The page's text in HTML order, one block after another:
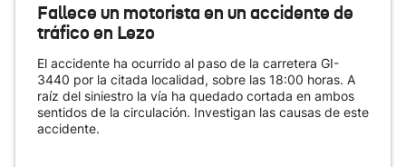
Fallece un motorista en un accidente de
tráfico en Lezo
El accidente ha ocurrido al paso de la carretera GI-
3440 por la citada localidad, sobre las 18:00 horas. A
raíz del siniestro la vía ha quedado cortada en ambos
sentidos de la circulación. Investigan las causas de este
accidente.